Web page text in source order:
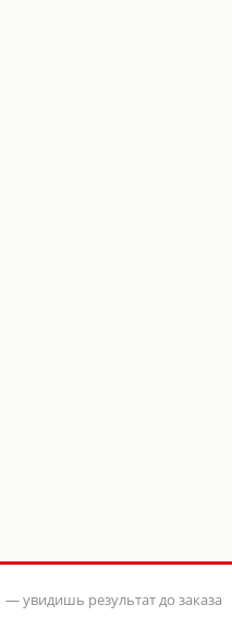
— увидишь результат до заказа